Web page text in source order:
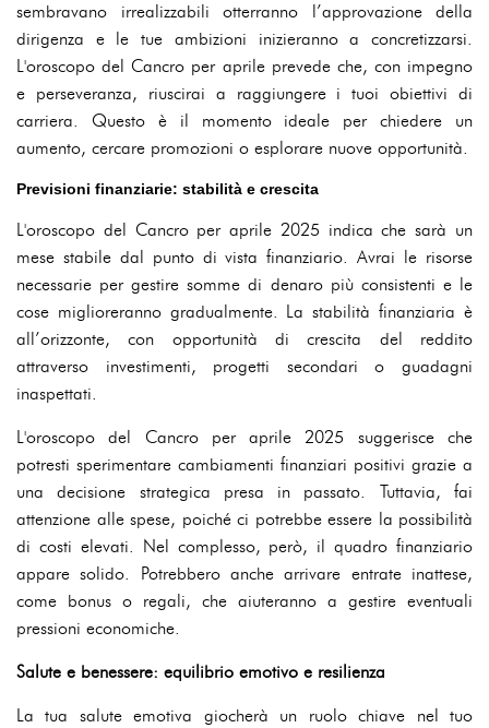
sembravano irrealizzabili otterranno l’approvazione della
dirigenza e le tue ambizioni inizieranno a concretizzarsi.
L'oroscopo del Cancro per aprile prevede che, con impegno
e perseveranza, riuscirai a raggiungere i tuoi obiettivi di
carriera. Questo è il momento ideale per chiedere un
aumento, cercare promozioni o esplorare nuove opportunità.
Previsioni finanziarie: stabilità e crescita
L'oroscopo del Cancro per aprile 2025 indica che sarà un
mese stabile dal punto di vista finanziario. Avrai le risorse
necessarie per gestire somme di denaro più consistenti e le
cose miglioreranno gradualmente. La stabilità finanziaria è
all’orizzonte, con opportunità di crescita del reddito
attraverso investimenti, progetti secondari o guadagni
inaspettati.
L'oroscopo del Cancro per aprile 2025 suggerisce che
potresti sperimentare cambiamenti finanziari positivi grazie a
una decisione strategica presa in passato. Tuttavia, fai
attenzione alle spese, poiché ci potrebbe essere la possibilità
di costi elevati. Nel complesso, però, il quadro finanziario
appare solido. Potrebbero anche arrivare entrate inattese,
come bonus o regali, che aiuteranno a gestire eventuali
pressioni economiche.
Salute e benessere: equilibrio emotivo e resilienza
La tua salute emotiva giocherà un ruolo chiave nel tuo